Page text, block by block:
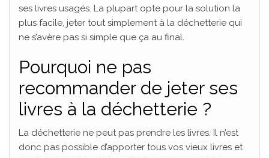
ses livres usagés. La plupart opte pour la solution la
plus facile, jeter tout simplement à la déchetterie qui
ne s’avère pas si simple que ça au final.
Pourquoi ne pas
recommander de jeter ses
livres à la déchetterie ?
La déchetterie ne peut pas prendre les livres. Il n’est
donc pas possible d’apporter tous vos vieux livres et